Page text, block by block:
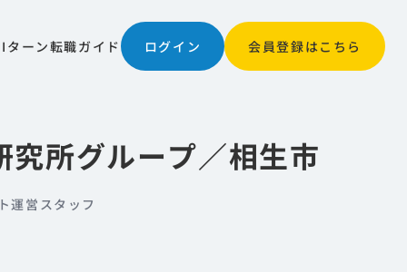
所グループ／相生市
運営スタッフ
ターン転職ガイド ログイン 会員登録はこちら